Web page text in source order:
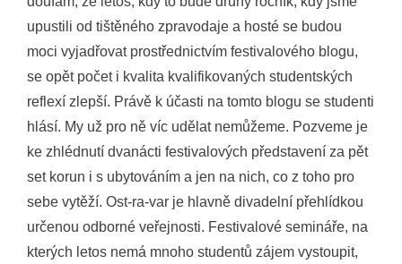
upustili od tištěného zpravodaje a hosté se budou
moci vyjadřovat prostřednictvím festivalového blogu,
se opět počet i kvalita kvalifikovaných studentských
reflexí zlepší. Právě k účasti na tomto blogu se studenti
hlásí. My už pro ně víc udělat nemůžeme. Pozveme je
ke zhlédnutí dvanácti festivalových představení za pět
set korun i s ubytováním a jen na nich, co z toho pro
sebe vytěží. Ost-ra-var je hlavně divadelní přehlídkou
určenou odborné veřejnosti. Festivalové semináře, na
kterých letos nemá mnoho studentů zájem vystoupit,